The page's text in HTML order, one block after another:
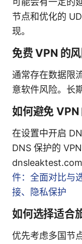
节点和优化的
现。
免费 VPN 的风
通常存在数据限
意软件风险。长
如何避免 VPN
在设置中开启
DNS 保护的
dnsleaktest.com
件：全面对比与
接、隐私保护
如何选择适合
优先考虑多国节